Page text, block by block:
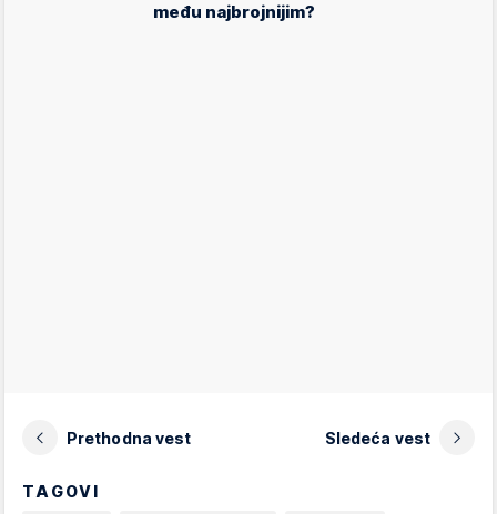
među najbrojnijim?
Prethodna vest Sledeća vest
TAGOVI